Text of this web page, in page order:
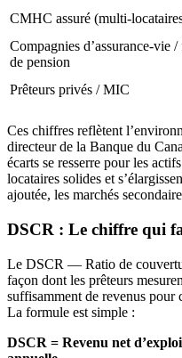
CMHC assuré (multi-
Compagnies d’assurance-vie /
de pension
Prêteurs privés / MIC
Ces chiffres reflètent
directeur de la Banque du
écarts se resserre pour les
locataires solides et
ajoutée, les marchés
DSCR : Le chiffre qui
Le DSCR — Ratio de
façon dont les prêteurs
suffisamment de revenus pour
La formule est simple :
DSCR = Revenu net